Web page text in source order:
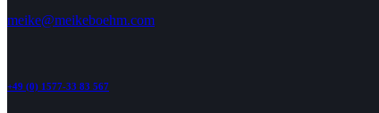
meike@meikeboehm.com
+49 (0) 1577-33 83 567